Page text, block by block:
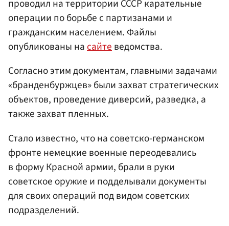
проводил на территории СССР карательные
операции по борьбе с партизанами и
гражданским населением. Файлы
опубликованы насайтеведомства.
Согласно этим документам, главными задачами
«бранденбуржцев» были захват стратегических
объектов, проведение диверсий, разведка, а
также захват пленных.
Стало известно, что на советско-германском
фронте немецкие военные переодевались
в форму Красной армии, брали в руки
советское оружие и подделывали документы
для своих операций под видом советских
подразделений.